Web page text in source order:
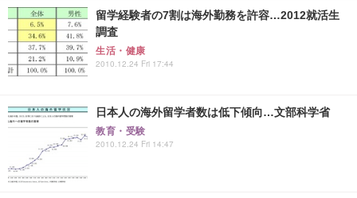
留学経験者の7割は海外勤務を許容…2012就活生
調査
生活・健康
2010.12.24 Fri 17:44
日本人の海外留学者数は低下傾向…文部科学省
教育・受験
2010.12.24 Fri 14:47